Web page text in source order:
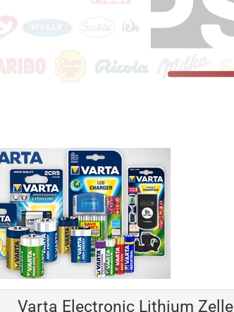
Varta Electronic Lithium Zelle